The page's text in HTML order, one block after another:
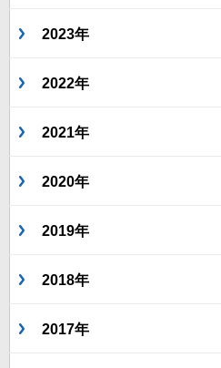
2023年
2022年
2021年
2020年
2019年
2018年
2017年